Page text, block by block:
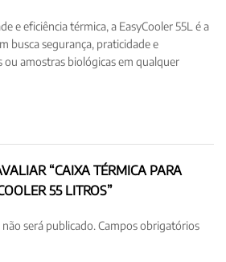
e eficiência térmica, a EasyCooler 55L é a
busca segurança, praticidade e
ou amostras biológicas em qualquer
“CAIXA TÉRMICA PARA
55 LITROS”
será publicado.Campos obrigatórios